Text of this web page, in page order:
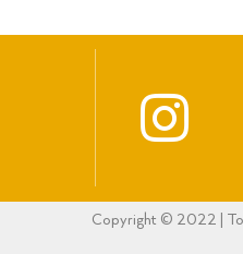
Copyright © 2022 |